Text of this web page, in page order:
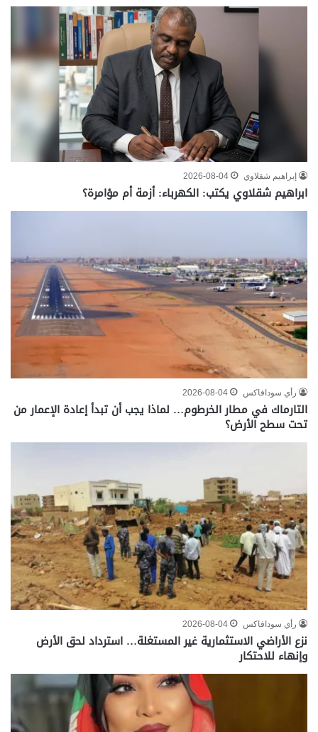
إبراهيم شقلاوي 2026-08-04
ابراهيم شقلاوي يكتب: الكهرباء: أزمة أم مؤامرة؟
رأي سودافاكس 2026-08-04
التارماك في مطار الخرطوم… لماذا يجب أن تبدأ إعادة الإعمار من
تحت سطح الأرض؟
رأي سودافاكس 2026-08-04
نزع الأراضي الاستثمارية غير المستغلة… استرداد لحق الأرض
وإنهاء للاحتكار